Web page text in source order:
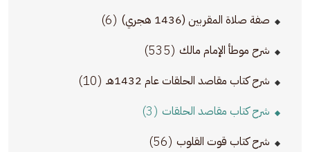
صفة صلاة المقربين (1436 هجري) (6)
شرح موطأ الإمام مالك (535)
شرح كتاب مقاصد الحلقات عام 1432هـ (10)
شرح كتاب مقاصد الحلقات (3)
شرح كتاب قوت القلوب (56)